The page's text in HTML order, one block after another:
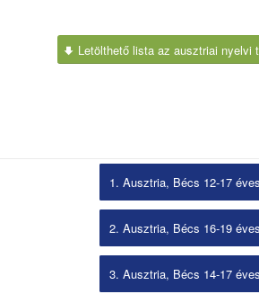
Letölthető lista az ausztriai nyelvi
1. Ausztria, Bécs 12-17
2. Ausztria, Bécs 16-19
3. Ausztria, Bécs 14-17